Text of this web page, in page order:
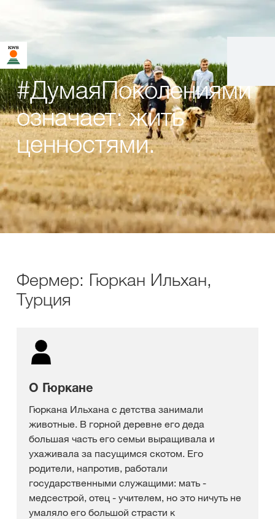
#ДумаяПоколениями
означает: жить
ценностями.
Фермер: Гюркан Ильхан,
Турция
О Гюркане
Гюркана Ильхана с детства занимали
животные. В горной деревне его деда
большая часть его семьи выращивала и
ухаживала за пасущимся скотом. Его
родители, напротив, работали
государственными служащими: мать -
медсестрой, отец - учителем, но это ничуть не
умаляло его большой страсти к